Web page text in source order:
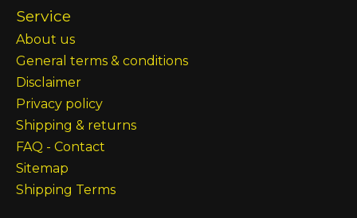
Service
About us
General terms & conditions
Disclaimer
Privacy policy
Shipping & returns
FAQ - Contact
Sitemap
Shipping Terms